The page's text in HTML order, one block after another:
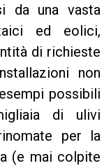
da una vasta
ed eolici,
di richieste
non
possibili
di ulivi
per la
(e mai colpite